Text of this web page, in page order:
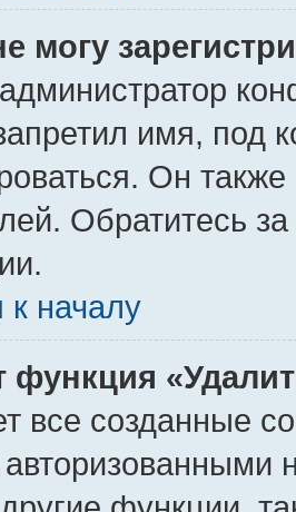
могу
имя, под
Он
Обратитесь
к началу
функция
все созданные
авторизованными